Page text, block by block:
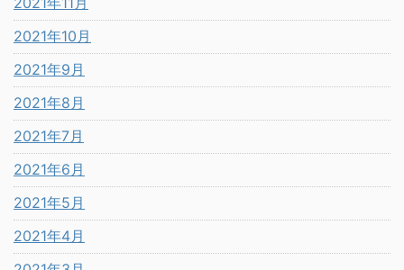
2021年10月
2021年9月
2021年8月
2021年7月
2021年6月
2021年5月
2021年4月